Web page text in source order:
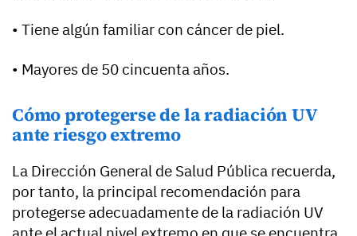
• Tiene algún familiar con cáncer de piel.
• Mayores de 50 cincuenta años.
Cómo protegerse de la radiación UV
ante riesgo extremo
La Dirección General de Salud Pública recuerda,
por tanto, la principal recomendación para
protegerse adecuadamente de la radiación UV